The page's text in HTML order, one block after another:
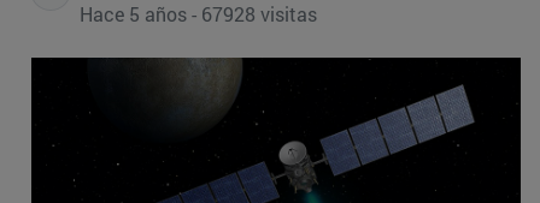
Hace 5 años - 67928 visitas